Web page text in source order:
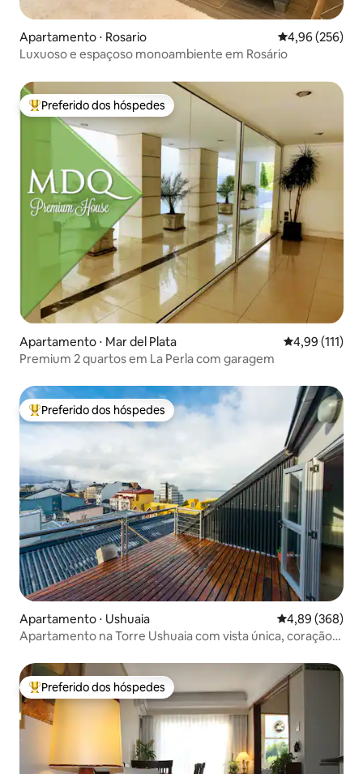
Apartamento ⋅ Rosario 4,96 de uma
4,96 (256)
Luxuoso e espaçoso monoambiente em Rosário
Entre os melhores preferidos dos hóspedes
Preferido dos hóspedes
Apartamento ⋅ Mar del Plata 4,99 de uma
4,99 (111)
Premium 2 quartos em La Perla com garagem
Entre os melhores preferidos dos hóspedes
Preferido dos hóspedes
Apartamento ⋅ Ushuaia 4,89 de uma
4,89 (368)
Apartamento na Torre Ushuaia com vista única, coração
Entre os melhores preferidos dos hóspedes
Preferido dos hóspedes